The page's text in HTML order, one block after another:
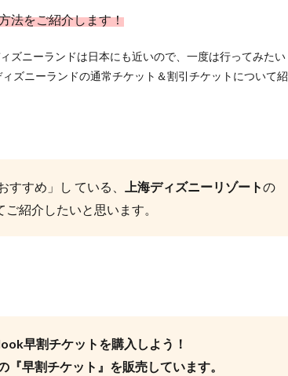
法をご紹介します！
ズニーランドは日本にも近いので、一度は行ってみたい
ズニーランドの通常チケット＆割引チケットについて紹
すすめ」し ている、 上海ディズニーリゾートの
ご紹介したいと思います。
早割チケットを購入しよう！
早割チケット』を販売しています。